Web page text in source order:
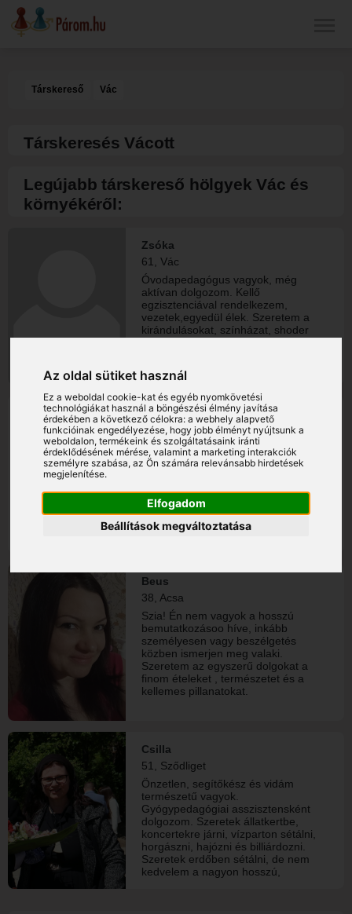
Az oldal sütiket használ
Ez a weboldal cookie-kat és egyéb nyomkövetési
technológiákat használ a böngészési élmény javítása
érdekében a következő célokra:a webhely alapvető
funkcióinak engedélyezése, hogy jobb élményt nyújtsunk a
weboldalon,termékeink és szolgáltatásaink iránti
érdeklődésének mérése, valamint a marketing interakciók
személyre szabása,az Ön számára relevánsabb hirdetések
megjelenítése.
Elfogadom
Beállítások megváltoztatása
Társkereső Vác
Társkeresés Vácott
Legújabb társkereső hölgyek Vác és
környékéről:
Zsóka
61, Vác
Óvodapedagógus vagyok, még
aktívan dolgozom. Kellő
egzisztenciával rendelkezem,
vezetek,egyedül élek. Szeretem a
kirándulásokat, színházat, shoder
clubot, welnest. Olvasok, zenét
molett.. Szeretek jókat nevetni,
alapvetően vidám természetű
vagyok... Jó lenne a hétvégéket is
tartalmasan tölteni.... Imádom a
DUMASZÍNHÁZAT...
Dóri
40, Dunakeszi
Keresem a Valakit, hátha végre
megtalálom. Zene, tánc, nevetés,
vagyok. Zongorázom. A
hagyományos tantárgyakon felül
aerobikot, néptáncot és jógát tanítok
a gyerekeknek. Szeretnék kertes
kemencét is. 🙃 Amikor tánc közben
vezet a férfi, az wow 😊
Beus
38, Acsa
Szia! Én nem vagyok a hosszú
bemutatkozásoo híve, inkább
személyesen vagy beszélgetés
közben ismerjen meg valaki.
Szeretem az egyszerű dolgokat a
finom ételeket , természetet és a
kellemes pillanatokat.
Csilla
51, Sződliget
Önzetlen, segítőkész és vidám
természetű vagyok.
Gyógypedagógiai asszisztensként
dolgozom. Szeretek állatkertbe,
koncertekre járni, vízparton sétálni,
horgászni, hajózni és billiárdozni.
Szeretek erdőben sétálni, de nem
kedvelem a nagyon hosszú,